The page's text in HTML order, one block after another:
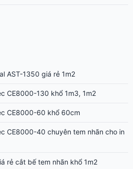
AST-1350 giá rẻ 1m2
CE8000-130 khổ 1m3, 1m2
CE8000-60 khổ 60cm
CE8000-40 chuyên tem nhãn cho in
rẻ cắt bế tem nhãn khổ 1m2